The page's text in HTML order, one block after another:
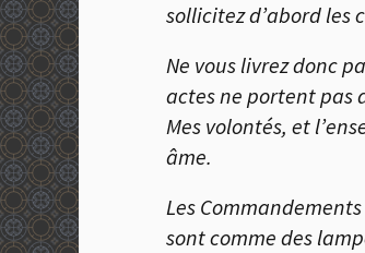
sollicitez d’abord les
Ne vous livrez donc
actes ne portent pas
Mes volontés, et
âme.
Les
sont comme des